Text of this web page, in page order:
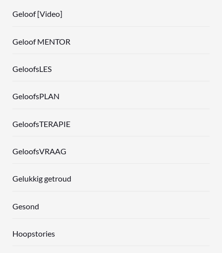
Geloof [Video]
Geloof MENTOR
GeloofsLES
GeloofsPLAN
GeloofsTERAPIE
GeloofsVRAAG
Gelukkig getroud
Gesond
Hoopstories